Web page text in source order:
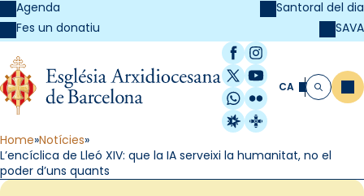
Agenda
Fes un donatiu
Santoral del dia
SAVA
Facebook
Instagram
X / Twitter
YouTube
WhatsApp
Flickr
Radio Estel
Catalunya
CA Cerca
Home Notícies
L’encíclica de Lleó XIV: que la IA serveixi la humanitat, no el
poder d’uns quants